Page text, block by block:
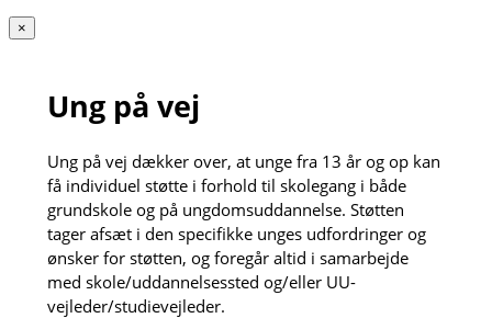
×
Ung på vej
Ung på vej dækker over, at unge fra 13 år og op kan
få individuel støtte i forhold til skolegang i både
grundskole og på ungdomsuddannelse. Støtten
tager afsæt i den specifikke unges udfordringer og
ønsker for støtten, og foregår altid i samarbejde
med skole/uddannelsessted og/eller UU-
vejleder/studievejleder.